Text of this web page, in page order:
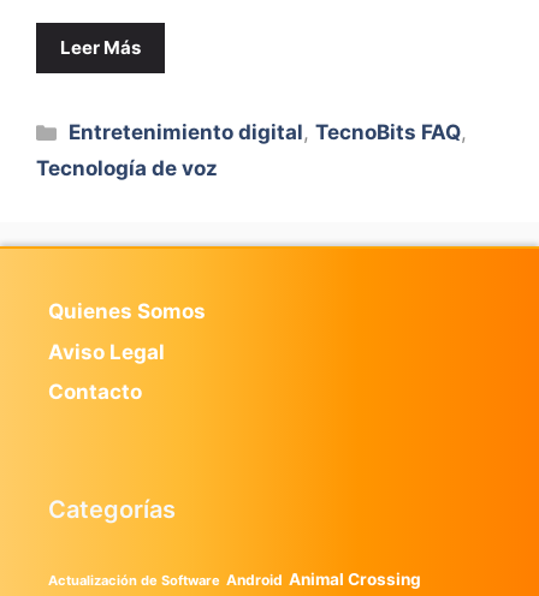
Leer Más
Categorías
Entretenimiento digital,TecnoBits FAQ,
Tecnología de voz
Quienes Somos
Aviso Legal
Contacto
Categorías
Actualización de Software Android Animal Crossing